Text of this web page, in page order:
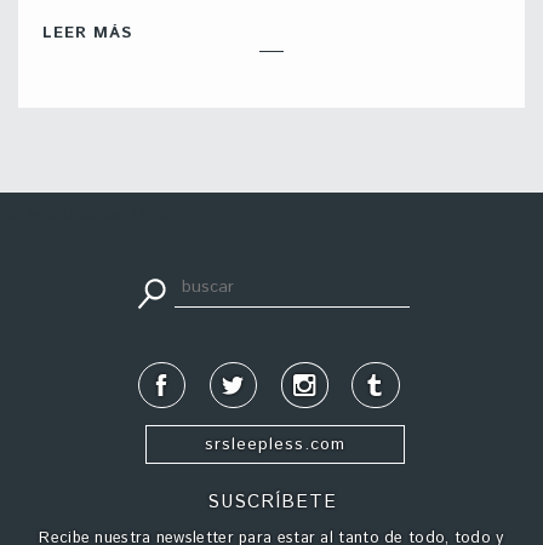
LEER MÁS
srsleepless.com
SUSCRÍBETE
Recibe nuestra newsletter para estar al tanto de todo, todo y